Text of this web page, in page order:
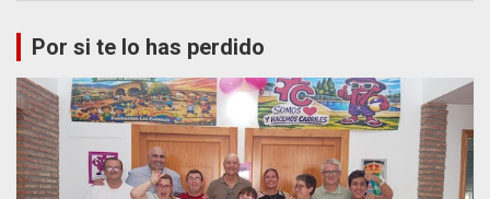
Por si te lo has perdido